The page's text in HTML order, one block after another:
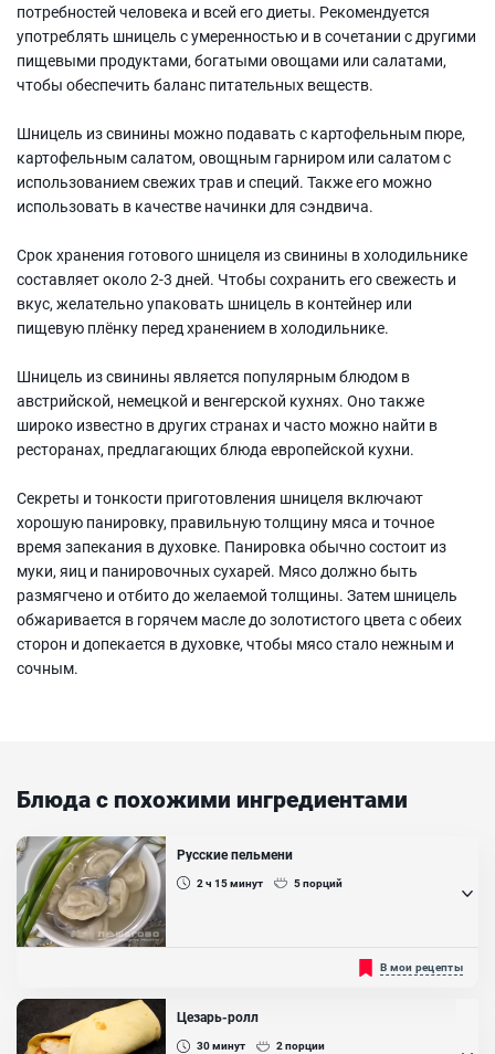
потребностей человека и всей его диеты. Рекомендуется
употреблять шницель с умеренностью и в сочетании с другими
пищевыми продуктами, богатыми овощами или салатами,
чтобы обеспечить баланс питательных веществ.
Шницель из свинины можно подавать с картофельным пюре,
картофельным салатом, овощным гарниром или салатом с
использованием свежих трав и специй. Также его можно
использовать в качестве начинки для сэндвича.
Срок хранения готового шницеля из свинины в холодильнике
составляет около 2-3 дней. Чтобы сохранить его свежесть и
вкус, желательно упаковать шницель в контейнер или
пищевую плёнку перед хранением в холодильнике.
Шницель из свинины является популярным блюдом в
австрийской, немецкой и венгерской кухнях. Оно также
широко известно в других странах и часто можно найти в
ресторанах, предлагающих блюда европейской кухни.
Секреты и тонкости приготовления шницеля включают
хорошую панировку, правильную толщину мяса и точное
время запекания в духовке. Панировка обычно состоит из
муки, яиц и панировочных сухарей. Мясо должно быть
размягчено и отбито до желаемой толщины. Затем шницель
обжаривается в горячем масле до золотистого цвета с обеих
сторон и допекается в духовке, чтобы мясо стало нежным и
сочным.
Блюда с похожими ингредиентами
Русские пельмени
2 ч 15минут 5порций
Пельмени — русское национальное блюдо, подаются с сурпой или
без. Вместе со своими интернациональными родственниками это
очень удобная еда. Сытная, быстрая, вкусная и крайне
разнообразная. Сегодня предлагаем приготовить настоящие
русские пельмени!...
В мои рецепты
Цезарь-ролл
30минут 2порции